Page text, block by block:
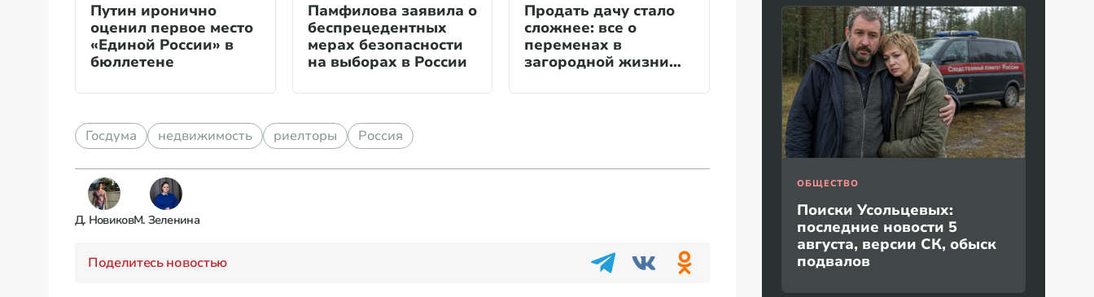
Путин иронично
оценил первое место
«Единой России» в
бюллетене
Памфилова заявила о
беспрецедентных
мерах безопасности
на выборах в России
Продать дачу стало
сложнее: все о
переменах в
загородной жизни
Госдума недвижимость риелторы Россия
Д. НовиковМ. Зеленина
Поделитесь новостью
ОБЩЕСТВО
Поиски Усольцевых:
последние новости 5
августа, версии СК, обыск
подвалов